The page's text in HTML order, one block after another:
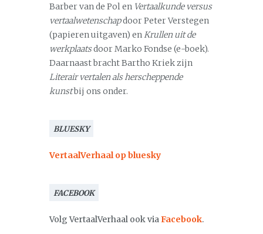
Barber van de Pol en Vertaalkunde versus
vertaalwetenschapdoor Peter Verstegen
(papieren uitgaven) enKrullen uit de
werkplaatsdoor Marko Fondse (e-boek).
Daarnaast bracht Bartho Kriek zijn
Literair vertalen als herscheppende
kunstbij ons onder.
BLUESKY
VertaalVerhaal op bluesky
FACEBOOK
Volg VertaalVerhaal ook viaFacebook.